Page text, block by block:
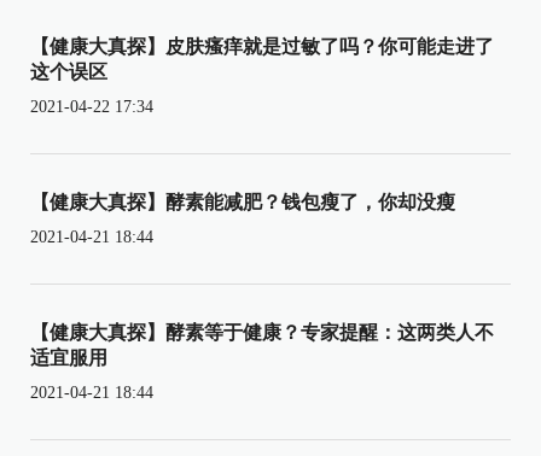
【健康大真探】皮肤瘙痒就是过敏了吗？你可能走进了
这个误区
2021-04-22 17:34
【健康大真探】酵素能减肥？钱包瘦了，你却没瘦
2021-04-21 18:44
【健康大真探】酵素等于健康？专家提醒：这两类人不
适宜服用
2021-04-21 18:44